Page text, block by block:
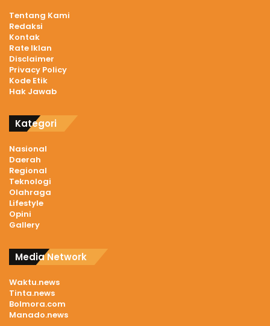
Tentang Kami
Redaksi
Kontak
Rate Iklan
Disclaimer
Privacy Policy
Kode Etik
Hak Jawab
Kategori
Nasional
Daerah
Regional
Teknologi
Olahraga
Lifestyle
Opini
Gallery
Media Network
Waktu.news
Tinta.news
Bolmora.com
Manado.news